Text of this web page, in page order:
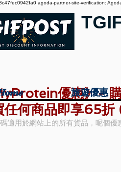
agoda-partner-site-verification:
旅遊優惠
旅遊優惠
優惠》-
任何商品即享65
適用於網站上的所有貨品，呢個優